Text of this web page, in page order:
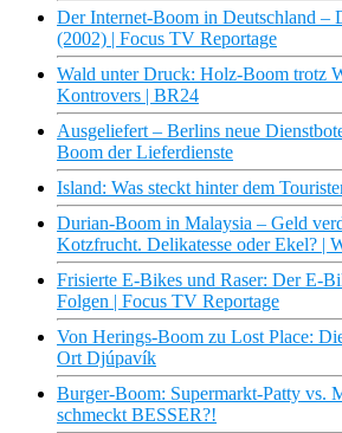
Der Internet-Boom in Deutschland –
(2002) | Focus TV Reportage
Wald unter Druck: Holz-Boom trotz
Kontrovers | BR24
Ausgeliefert – Berlins neue
Boom der Lieferdienste
Island: Was steckt hinter dem
Durian-Boom in Malaysia – Geld
Kotzfrucht. Delikatesse oder Ekel? |
Frisierte E-Bikes und Raser: Der E-
Folgen | Focus TV Reportage
Von Herings-Boom zu Lost Place:
Ort Djúpavík
Burger-Boom: Supermarkt-Patty vs.
schmeckt BESSER?!